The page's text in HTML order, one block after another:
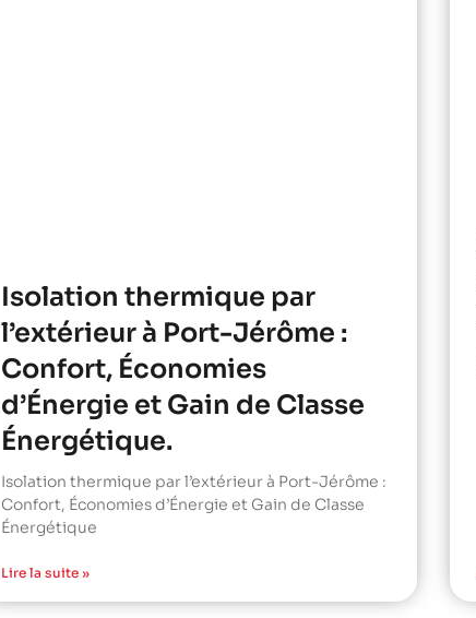
Isolation thermique par
l’extérieur à Port-Jérôme :
Confort, Économies
d’Énergie et Gain de Classe
Énergétique.
Isolation thermique par l’extérieur à Port-Jérôme :
Confort, Économies d’Énergie et Gain de Classe
Énergétique
Lire la suite »